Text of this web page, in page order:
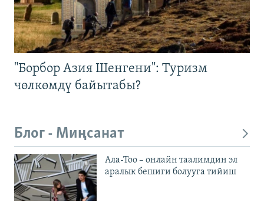
"Борбор Азия Шенгени": Туризм
чөлкөмдү байытабы?
Блог - Миңсанат
Ала-Тоо – онлайн таалимдин эл
аралык бешиги болууга тийиш